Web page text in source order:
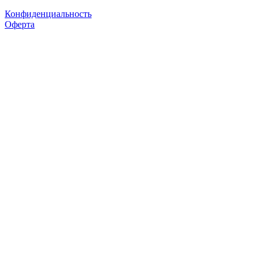
Конфиденциальность
Оферта